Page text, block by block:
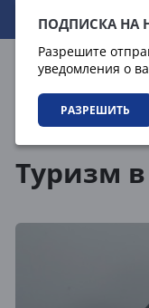
ПОДПИСКА НА
Разрешите
уведомления о
РАЗРЕШИТЬ
08.08.2026
Туризм в